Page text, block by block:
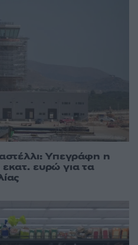
Υπεγράφη η
ευρώ για τα